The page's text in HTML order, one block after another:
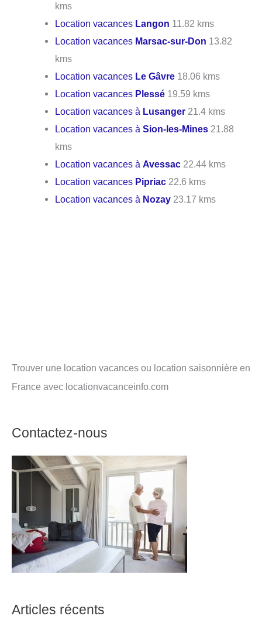
kms
Location vacances Langon 11.82 kms
Location vacances Marsac-sur-Don 13.82
kms
Location vacances Le Gâvre 18.06 kms
Location vacances Plessé 19.59 kms
Location vacances à Lusanger 21.4 kms
Location vacances àSion-les-Mines 21.88
kms
Location vacances àAvessac 22.44 kms
Location vacances Pipriac 22.6 kms
Location vacances à Nozay 23.17 kms
Trouver une location vacances ou location saisonnière en
France avec locationvacanceinfo.com
Contactez-nous
Articles récents